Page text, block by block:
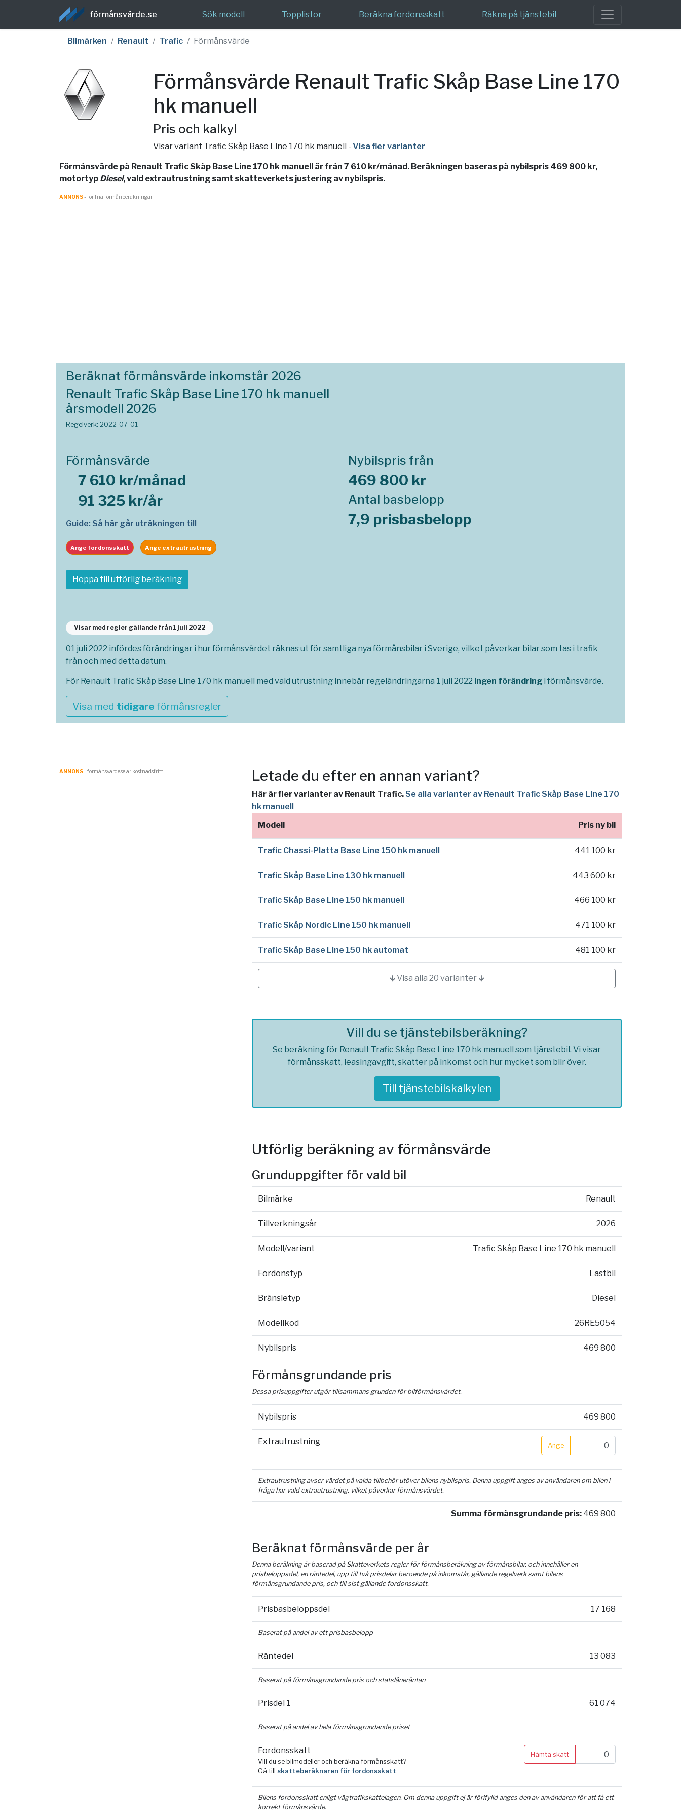
förmånsvärde.se Sök modell Topplistor Beräkna fordonsskatt Räkna på tjänstebil
Bilmärken Renault Trafic Förmånsvärde
Förmånsvärde Renault Trafic Skåp Base Line 170
hk manuell
Pris och kalkyl
Visar variant Trafic Skåp Base Line 170 hk manuell - Visa fler varianter
Förmånsvärde på Renault Trafic Skåp Base Line 170 hk manuell är från 7 610 kr/månad. Beräkningen baseras på nybilspris 469 800 kr,
motortyp Diesel, vald extrautrustning samt skatteverkets justering av nybilspris.
ANNONS- för fria förmånberäkningar
Beräknat förmånsvärde inkomstår 2026
Renault Trafic Skåp Base Line 170 hk manuell
årsmodell 2026
Regelverk: 2022-07-01
Förmånsvärde
7 610 kr/månad
91 325 kr/år
Guide: Så här går uträkningen till
Nybilspris från
469 800 kr
Antal basbelopp
7,9 prisbasbelopp
Ange fordonsskatt Ange extrautrustning
Hoppa till utförlig beräkning
Visar med regler gällande från 1 juli 2022
01 juli 2022 infördes förändringar i hur förmånsvärdet räknas ut för samtliga nya förmånsbilar i Sverige, vilket påverkar bilar som tas i trafik
från och med detta datum.
För Renault Trafic Skåp Base Line 170 hk manuell med vald utrustning innebär regeländringarna 1 juli 2022 ingen förändring i förmånsvärde.
Visa med tidigare förmånsregler
ANNONS- förmånsvärde.se är kostnadsfritt Letade du efter en annan variant?
Här är fler varianter av Renault Trafic. Se alla varianter av Renault Trafic Skåp Base Line 170
hk manuell
Modell
Pris ny bil
Trafic Chassi-Platta Base Line 150 hk manuell 441 100 kr
Trafic Skåp Base Line 130 hk manuell 443 600 kr
Trafic Skåp Base Line 150 hk manuell 466 100 kr
Trafic Skåp Nordic Line 150 hk manuell 471 100 kr
Trafic Skåp Base Line 150 hk automat 481 100 kr
🡳 Visa alla 20 varianter 🡳
Vill du se tjänstebilsberäkning?
Se beräkning för Renault Trafic Skåp Base Line 170 hk manuell som tjänstebil. Vi visar
förmånsskatt, leasingavgift, skatter på inkomst och hur mycket som blir över.
Till tjänstebilskalkylen
Utförlig beräkning av förmånsvärde
Grunduppgifter för vald bil
Bilmärke Renault
Tillverkningsår 2026
Modell/variant Trafic Skåp Base Line 170 hk manuell
Fordonstyp Lastbil
Bränsletyp Diesel
Modellkod 26RE5054
Nybilspris 469 800
Förmånsgrundande pris
Dessa prisuppgifter utgör tillsammans grunden för bilförmånsvärdet.
Nybilspris 469 800
Extrautrustning Ange
Extrautrustning avser värdet på valda tillbehör utöver bilens nybilspris. Denna uppgift anges av användaren om bilen i
fråga har vald extrautrustning, vilket påverkar förmånsvärdet.
Summa förmånsgrundande pris: 469 800
Beräknat förmånsvärde per år
Denna beräkning är baserad på Skatteverkets regler för förmånsberäkning av förmånsbilar, och innehåller en
prisbeloppsdel, en räntedel, upp till två prisdelar beroende på inkomstår, gällande regelverk samt bilens
förmånsgrundande pris, och till sist gällande fordonsskatt.
Prisbasbeloppsdel 17 168
Baserat på andel av ett prisbasbelopp
Räntedel 13 083
Baserat på förmånsgrundande pris och statslåneräntan
Prisdel 1 61 074
Baserat på andel av hela förmånsgrundande priset
Fordonsskatt
Vill du se bilmodeller och beräkna förmånsskatt?
Gå till skatteberäknaren för fordonsskatt.
Hämta skatt
Bilens fordonsskatt enligt vägtrafikskattelagen. Om denna uppgift ej är förifylld anges den av användaren för att få ett
korrekt förmånsvärde.